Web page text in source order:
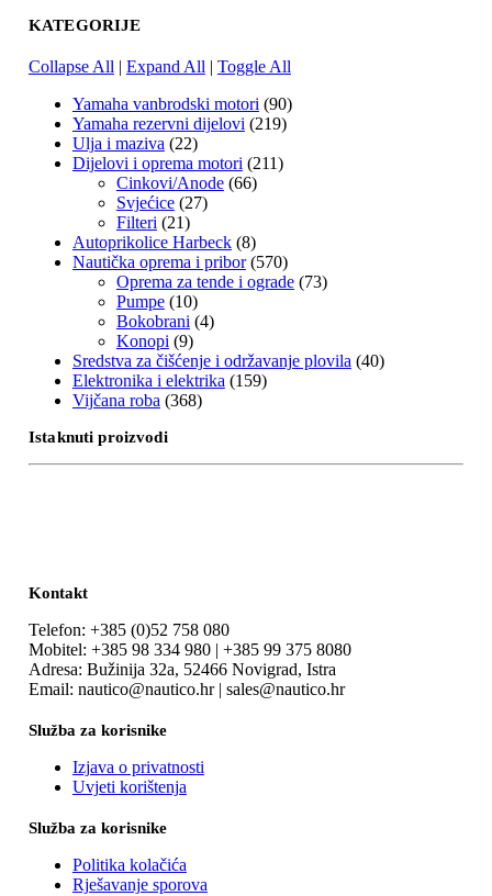
KATEGORIJE
Collapse All | Expand All | Toggle All
Yamaha vanbrodski motori (90)
Yamaha rezervni dijelovi (219)
Ulja i maziva (22)
Dijelovi i oprema motori (211)
Cinkovi/Anode (66)
Svjećice (27)
Filteri (21)
Autoprikolice Harbeck (8)
Nautička oprema i pribor (570)
Oprema za tende i ograde (73)
Pumpe (10)
Bokobrani (4)
Konopi (9)
Sredstva za čišćenje i održavanje plovila (40)
Elektronika i elektrika (159)
Vijčana roba (368)
Istaknuti proizvodi
Kontakt
Telefon: +385 (0)52 758 080
Mobitel: +385 98 334 980 | +385 99 375 8080
Adresa: Bužinija 32a, 52466 Novigrad, Istra
Email: nautico@nautico.hr | sales@nautico.hr
Služba za korisnike
Izjava o privatnosti
Uvjeti korištenja
Služba za korisnike
Politika kolačića
Rješavanje sporova